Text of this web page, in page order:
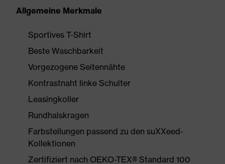
Allgemeine Merkmale
Sportives T-Shirt
Beste Waschbarkeit
Vorgezogene Seitennähte
Kontrastnaht linke Schulter
Leasingkoller
Rundhalskragen
Farbstellungen passend zu den suXXeed-
Kollektionen
Zertifiziert nach OEKO-TEX® Standard 100